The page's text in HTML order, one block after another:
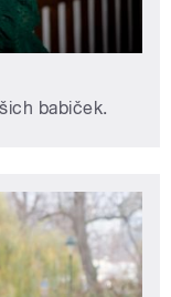
babiček.